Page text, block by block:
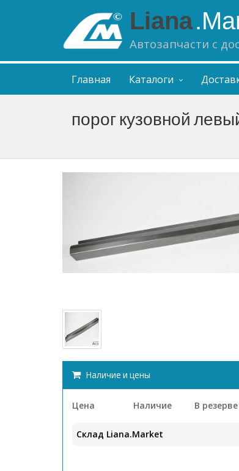
Liana
Автозапчасти с
Главная Каталоги
порог кузовной
Наличие и цены
Цена Наличие В резерве
Склад Liana.Market